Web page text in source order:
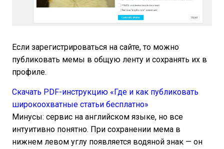
Если зарегистрироваться на сайте, то можно
публиковать мемы в общую ленту и сохранять их в
профиле.
Скачать PDF-инструкцию «Где и как публиковать
широкоохватные статьи бесплатно»
Минусы: сервис на английском языке, но все
интуитивно понятно. При сохранении мема в
нижнем левом углу появляется водяной знак — он